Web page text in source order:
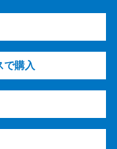
で購入